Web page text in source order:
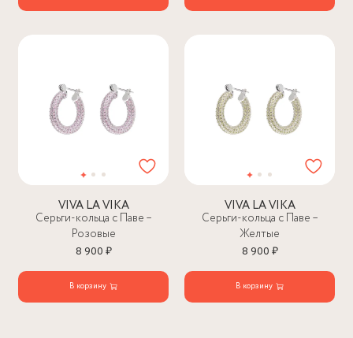
VIVA LA VIKA
Серьги-кольца с Паве –
Розовые
8 900 ₽
В корзину
VIVA LA VIKA
Серьги-кольца с Паве –
Желтые
8 900 ₽
В корзину